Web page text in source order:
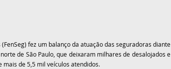
fez um balanço da atuação das seguradoras diante
de São Paulo, que deixaram milhares de desalojados e
de 5,5 mil veículos atendidos.